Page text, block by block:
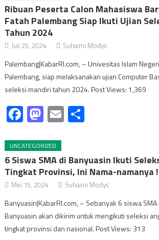
Ribuan Peserta Calon Mahasiswa
Fatah Palembang Siap Ikuti Ujian
Tahun 2024
Juli 25, 2024 Suhaimi Modys
Palembang|KabarRI.com, – Univesitas Islam
Palembang, siap melaksanakan ujian Computer
seleksi mandiri tahun 2024. Post Views: 1,369
Facebook
Mastodon
Email
UNCATEGORIZED
6 Siswa SMA di Banyuasin Ikuti
Tingkat Provinsi, Ini Nama-namanya !
Mei 15, 2024 Suhaimi Modys
Banyuasin|KabarRI.com, – Sebanyak 6 siswa
Banyuasin akan dikirim untuk mengikuti seleksi
tingkat provinsi dan nasional. Post Views: 313